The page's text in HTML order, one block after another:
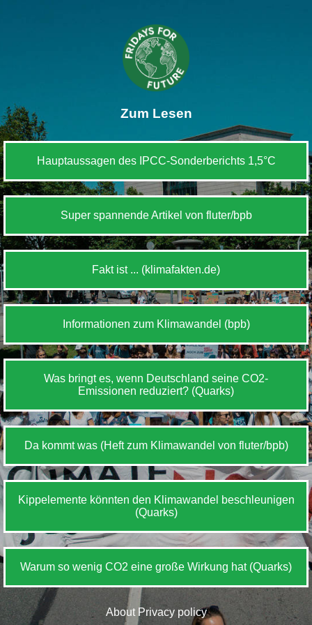
Zum Lesen
Hauptaussagen des IPCC-Sonderberichts 1,5°C
Super spannende Artikel von fluter/bpb
Fakt ist ... (klimafakten.de)
Informationen zum Klimawandel (bpb)
Was bringt es, wenn Deutschland seine CO2-
Emissionen reduziert? (Quarks)
Da kommt was (Heft zum Klimawandel von fluter/bpb)
Kippelemente könnten den Klimawandel beschleunigen
(Quarks)
Warum so wenig CO2 eine große Wirkung hat (Quarks)
About Privacy policy